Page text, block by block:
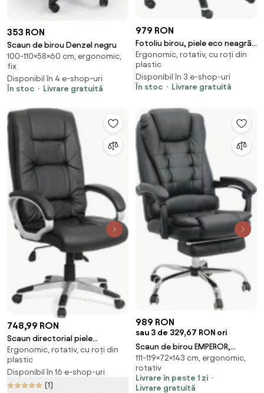
353 RON
Scaun de birou Denzel negru
100-110×58×60 cm, ergonomic,
fix
Disponibil în 4 e-shop-uri
În stoc
Livrare gratuită
979 RON
Fotoliu birou, piele eco neagră,
ROTAR
Ergonomic, rotativ, cu roți din
plastic
Disponibil în 3 e-shop-uri
În stoc
Livrare gratuită
748,99 RON
Scaun directorial piele
ecologica OFF 315 negru
Ergonomic, rotativ, cu roți din
plastic
Disponibil în 16 e-shop-uri
(1)
989 RON
sau 3 de 329,67 RON ori
Scaun de birou EMPEROR,
suport pentru picioare, recliner
135 , Piele ecologica, Negru
111-119×72×143 cm, ergonomic,
rotativ
Livrare în peste 1 zi
Livrare gratuită